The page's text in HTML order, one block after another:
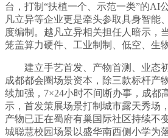
台，打制“扶植一个、示范一类”的AI
凡立异等企业更是牵头参取具身智能
度编制。越凡立异相关担任人暗示，
笼盖算力硬件、工业制制、低空、生
建立手艺首发、产物首测、业态
成都都会圈场景资本，除三款标杆产
续加强，7×24小时不间断办事，成都
示，首发策展场景打制城市露天秀场
产物已正在蜀府有巢国际社区持续不
城聪慧校园场景以盛华南西侧小学为